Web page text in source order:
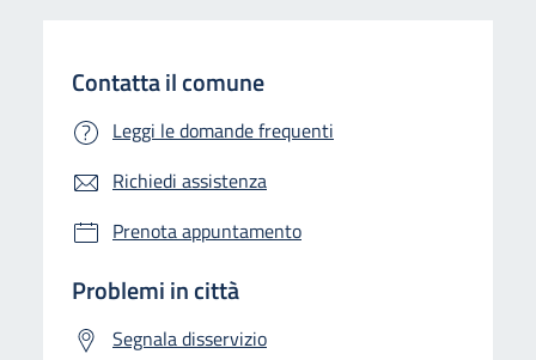
Contatta il comune
Leggi le domande frequenti
Richiedi assistenza
Prenota appuntamento
Problemi in città
Segnala disservizio